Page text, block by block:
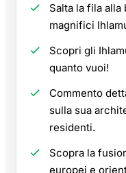
Salta la fila
magnifici
Scopri gli
quanto vuoi!
Commento
sulla sua
residenti.
Scopra la
europei e